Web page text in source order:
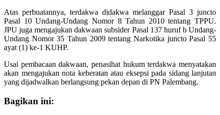
Atas perbuatannya, terdakwa didakwa melanggar Pasal 3 juncto
Pasal 10 Undang-Undang Nomor 8 Tahun 2010 tentang TPPU.
JPU juga mengajukan dakwaan subsider Pasal 137 huruf b Undang-
Undang Nomor 35 Tahun 2009 tentang Narkotika juncto Pasal 55
ayat (1) ke-1 KUHP.
Usai pembacaan dakwaan, penasihat hukum terdakwa menyatakan
akan mengajukan nota keberatan atau eksepsi pada sidang lanjutan
yang dijadwalkan berlangsung pekan depan di PN Palembang.
Bagikan ini: